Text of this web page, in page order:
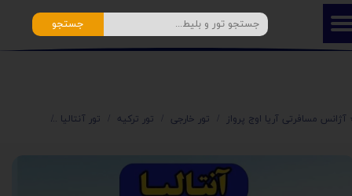
جستجو
آژانس مسافرتی آریا اوج پرواز تور خارجی تور ترکیه تور آنتالیا